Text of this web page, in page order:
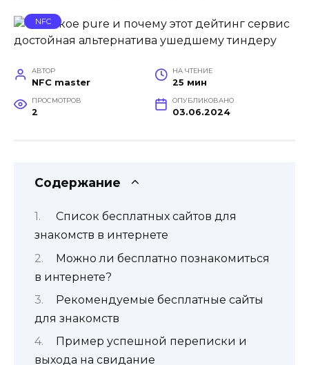
NFC
АВТОР
NFC master
НА ЧТЕНИЕ
25 мин
ПРОСМОТРОВ
2
ОПУБЛИКОВАНО
03.06.2024
Содержание
Список бесплатных сайтов для
знакомств в интернете
Можно ли бесплатно познакомиться
в интернете?
Рекомендуемые бесплатные сайты
для знакомств
Пример успешной переписки и
выхода на свидание